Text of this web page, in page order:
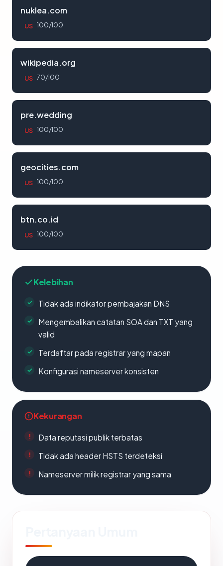
nuklea.com
US 100/100
wikipedia.org
US 70/100
pre.wedding
US 100/100
geocities.com
US 100/100
btn.co.id
US 100/100
Kelebihan
Tidak ada indikator pembajakan DNS
Mengembalikan catatan SOA dan TXT yang
valid
Terdaftar pada registrar yang mapan
Konfigurasi nameserver konsisten
Kekurangan
Data reputasi publik terbatas
Tidak ada header HSTS terdeteksi
Nameserver milik registrar yang sama